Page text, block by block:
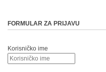
FORMULAR ZA PRIJAVU
Korisničko ime